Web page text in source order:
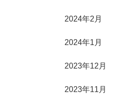
2024年2月
2024年1月
2023年12月
2023年11月